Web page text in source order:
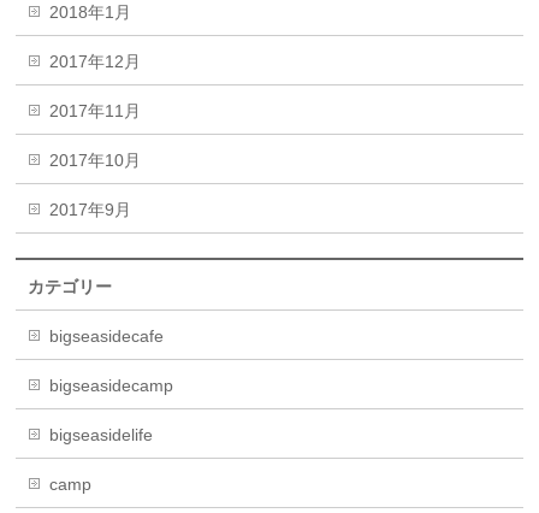
2018年1月
2017年12月
2017年11月
2017年10月
2017年9月
カテゴリー
bigseasidecafe
bigseasidecamp
bigseasidelife
camp